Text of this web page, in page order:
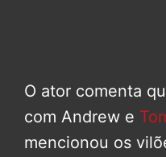
O ator comenta
com Andrew e
mencionou os